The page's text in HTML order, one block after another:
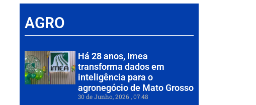
AGRO
Há 28 anos, Imea
transforma dados em
inteligência para o
agronegócio de Mato Grosso
30 de Junho, 2026 07:48